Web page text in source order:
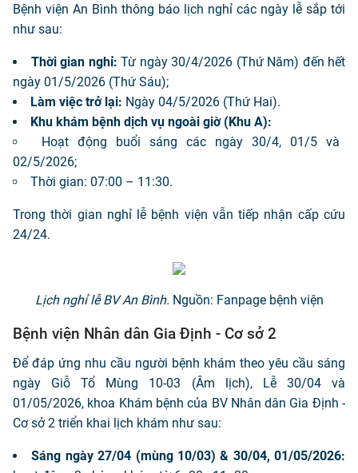
Bệnh viện An Bình thông báo lịch nghỉ các ngày lễ sắp tới
như sau:
Thời gian nghỉ: Từ ngày 30/4/2026 (Thứ Năm) đến hết
ngày 01/5/2026 (Thứ Sáu);
Làm việc trở lại: Ngày 04/5/2026 (Thứ Hai).
Khu khám bệnh dịch vụ ngoài giờ (Khu A):
Hoạt động buổi sáng các ngày 30/4, 01/5 và
02/5/2026;
Thời gian: 07:00 – 11:30.
Trong thời gian nghỉ lễ bệnh viện vẫn tiếp nhận cấp cứu
24/24.
Lịch nghỉ lễ BV An Bình. Nguồn: Fanpage bệnh viện
Bệnh viện Nhân dân Gia Định - Cơ sở 2
Để đáp ứng nhu cầu người bệnh khám theo yêu cầu sáng
ngày Giỗ Tổ Mùng 10-03 (Âm lịch), Lễ 30/04 và
01/05/2026, khoa Khám bệnh của BV Nhân dân Gia Định -
Cơ sở 2 triển khai lịch khám như sau:
Sáng ngày 27/04 (mùng 10/03) & 30/04, 01/05/2026: